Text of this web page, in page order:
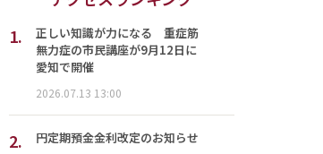
1.
正しい知識が力になる 重症筋
無力症の市民講座が9月12日に
愛知で開催
2026.07.13 13:00
2. 円定期預金金利改定のお知らせ